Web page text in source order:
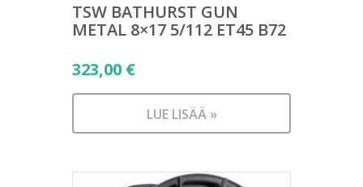
TSW BATHURST GUN
METAL 8×17 5/112 ET45 B72
323,00 €
LUE LISÄÄ »